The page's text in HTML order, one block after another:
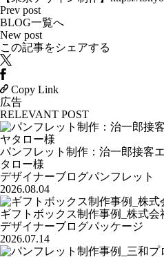
Prev post
BLOG一覧へ
New post
この記事をシェアする
Copy Link
広告
RELEVANT POST
パンフレット制作：治一郎接客
タロー様
デザイナーブログパンフレット
2026.08.04
ギフトボックス制作事例_株式会
デザイナーブログパッケージ
2026.07.14